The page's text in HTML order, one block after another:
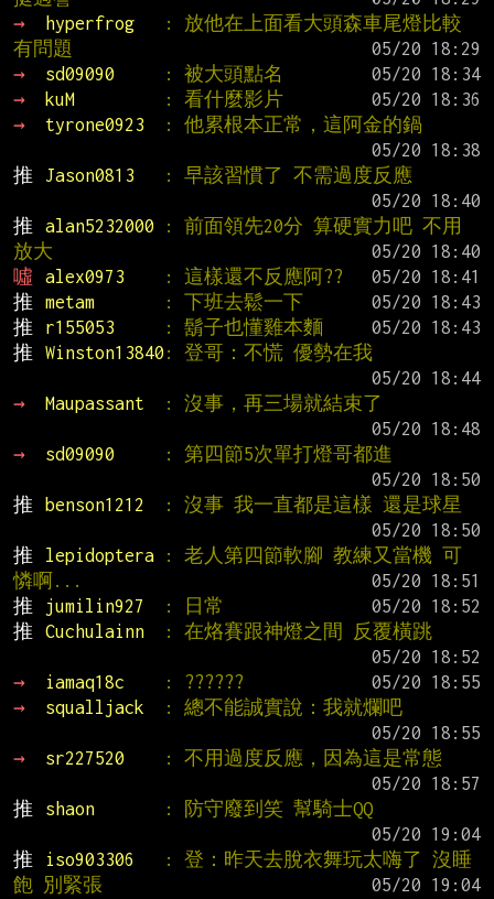
→
hyperfrog
: 放他在上面看大頭森車尾燈比較
有問題
→
sd09090 : 被大頭點名
→
kuM : 看什麼影片
→
tyrone0923
: 他累根本正常，這阿金的鍋
推
Jason0813
: 早該習慣了 不需過度反應
推
alan5232000
: 前面領先20分 算硬實力吧 不用
放大
噓
alex0973 : 這樣還不反應阿??
推
metam : 下班去鬆一下
推
r155053 : 鬍子也懂雞本麵
推
Winston13840 : 登哥：不慌 優勢在我
→
Maupassant
: 沒事，再三場就結束了
→
sd09090
: 第四節5次單打燈哥都進
推
benson1212
: 沒事 我一直都是這樣 還是球星
推
lepidoptera
: 老人第四節軟腳 教練又當機 可
憐啊...
推
jumilin927 : 日常
推
Cuchulainn
: 在烙賽跟神燈之間 反覆橫跳
→
iamaq18c : ??????
→
squalljack
: 總不能誠實說：我就爛吧
→
sr227520
: 不用過度反應，因為這是常態
推
shaon
: 防守廢到笑 幫騎士QQ
推
iso903306
: 登：昨天去脫衣舞玩太嗨了 沒睡
飽 別緊張